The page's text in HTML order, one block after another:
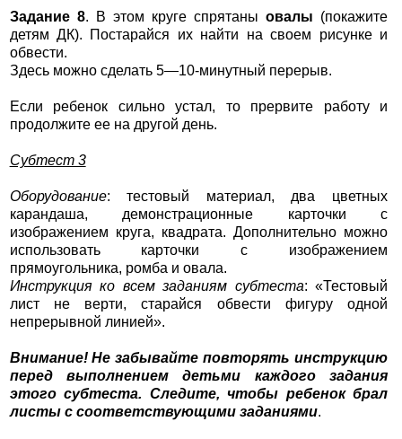
Задание 8. В этом круге спрятаныовалы (покажите
детям ДК). Постарайся их найти на своем рисунке и
обвести.
Здесь можно сделать 5—10-минутный перерыв.
Если ребенок сильно устал, то прервите работу и
продолжите ее на другой день.
Субтест 3
Оборудование: тестовый материал, два цветных
карандаша, демонстрационные карточки с
изображением круга, квадрата. Дополнительно можно
использовать карточки с изображением
прямоугольника, ромба и овала.
Инструкция ко всем заданиям субтеста: «Тестовый
лист не верти, старайся обвести фигуру одной
непрерывной линией».
Внимание! Не забывайте повторять инструкцию
перед выполнением детьми каждого задания
этого субтеста. Следите, чтобы ребенок брал
листы с соответствующими заданиями.